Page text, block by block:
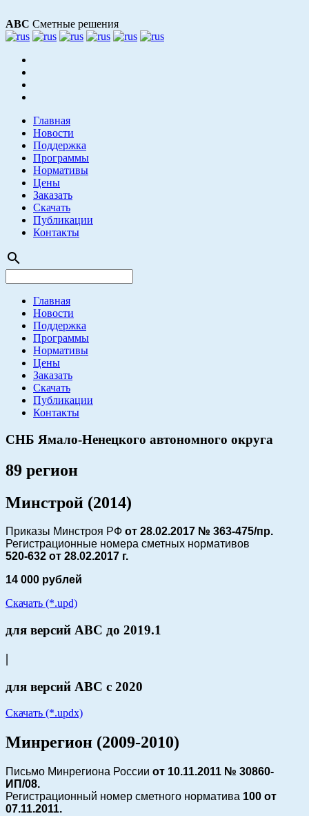
АВС Сметные решения
Главная
Новости
Поддержка
Программы
Нормативы
Цены
Заказать
Скачать
Публикации
Контакты
search
Главная
Новости
Поддержка
Программы
Нормативы
Цены
Заказать
Скачать
Публикации
Контакты
СНБ Ямало-Ненецкого автономного округа
89 регион
Минстрой (2014)
Приказы Минстроя РФ от 28.02.2017 № 363-475/пр.
Регистрационные номера сметных нормативов
520-632 от 28.02.2017 г.
14 000 рублей
Скачать (*.upd)
для версий АВС до 2019.1
|
для версий АВС с 2020
Скачать (*.updx)
Минрегион (2009-2010)
Письмо Минрегиона России от 10.11.2011 № 30860-
ИП/08.
Регистрационный номер сметного норматива 100 от
07.11.2011.